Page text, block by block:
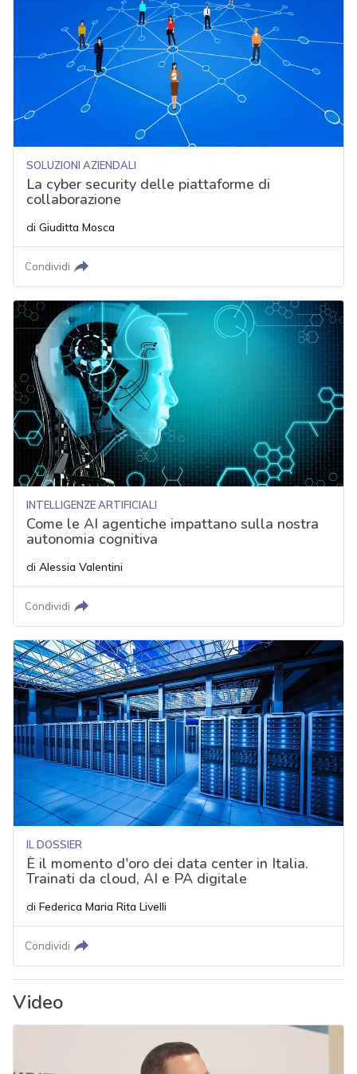
SOLUZIONI AZIENDALI
La cyber security delle piattaforme di
collaborazione
di Giuditta Mosca
Condividi
INTELLIGENZE ARTIFICIALI
Come le AI agentiche impattano sulla nostra
autonomia cognitiva
di Alessia Valentini
Condividi
IL DOSSIER
È il momento d'oro dei data center in Italia.
Trainati da cloud, AI e PA digitale
di Federica Maria Rita Livelli
Condividi
Video